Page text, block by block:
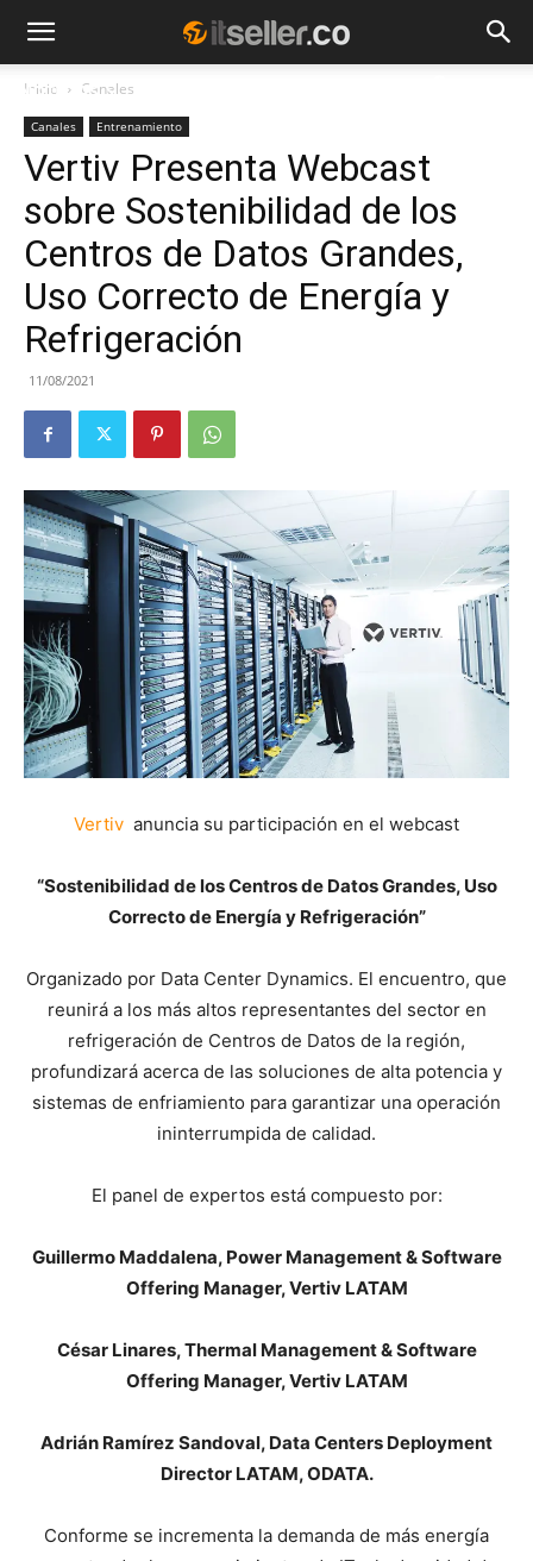
NOTICIAS
Inicio Canales
Canales Entrenamiento
Vertiv Presenta Webcast
sobre Sostenibilidad de los
Centros de Datos Grandes,
Uso Correcto de Energía y
Refrigeración
11/08/2021
Vertiv anuncia su participación en el webcast
“Sostenibilidad de los Centros de Datos Grandes, Uso
Correcto de Energía y Refrigeración”
Organizado por Data Center Dynamics. El encuentro, que
reunirá a los más altos representantes del sector en
refrigeración de Centros de Datos de la región,
profundizará acerca de las soluciones de alta potencia y
sistemas de enfriamiento para garantizar una operación
ininterrumpida de calidad.
El panel de expertos está compuesto por:
Guillermo Maddalena, Power Management & Software
Offering Manager, Vertiv LATAM
César Linares, Thermal Management & Software
Offering Manager, Vertiv LATAM
Adrián Ramírez Sandoval, Data Centers Deployment
Director LATAM, ODATA.
Conforme se incrementa la demanda de más energía